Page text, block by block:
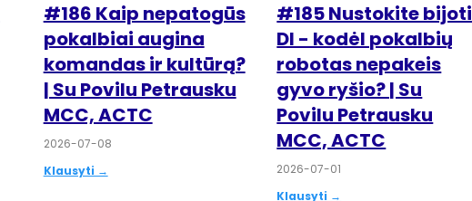
#186 Kaip nepatogūs
pokalbiai augina
komandas ir kultūrą?
| Su Povilu Petrausku
MCC, ACTC
2026-07-08
Klausyti →
#185 Nustokite bijoti
DI - kodėl pokalbių
robotas nepakeis
gyvo ryšio? | Su
Povilu Petrausku
MCC, ACTC
2026-07-01
Klausyti →